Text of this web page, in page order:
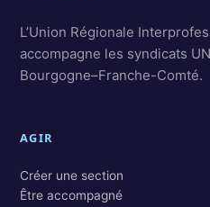
L’Union Régionale
accompagne les syndicats
Bourgogne–Franche-Comté.
AGIR
Créer une section
Être accompagné